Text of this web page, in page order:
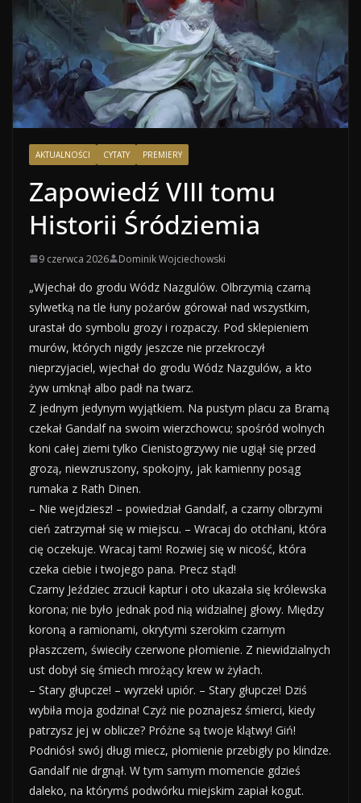
AKTUALNOŚCI CYTATY PREMIERY
Zapowiedź VIII tomu
Historii Śródziemia
9 czerwca 2026 Dominik Wojciechowski
„Wjechał do grodu Wódz Nazgulów. Olbrzymią czarną
sylwetką na tle łuny pożarów górował nad wszystkim,
urastał do symbolu grozy i rozpaczy. Pod sklepieniem
murów, których nigdy jeszcze nie przekroczył
nieprzyjaciel, wjechał do grodu Wódz Nazgulów, a kto
żyw umknął albo padł na twarz.
Z jednym jedynym wyjątkiem. Na pustym placu za Bramą
czekał Gandalf na swoim wierzchowcu; spośród wolnych
koni całej ziemi tylko Cienistogrzywy nie ugiął się przed
grozą, niewzruszony, spokojny, jak kamienny posąg
rumaka z Rath Dinen.
– Nie wejdziesz! – powiedział Gandalf, a czarny olbrzymi
cień zatrzymał się w miejscu. – Wracaj do otchłani, która
cię oczekuje. Wracaj tam! Rozwiej się w nicość, która
czeka ciebie i twojego pana. Precz stąd!
Czarny Jeździec zrzucił kaptur i oto ukazała się królewska
korona; nie było jednak pod nią widzialnej głowy. Między
koroną a ramionami, okrytymi szerokim czarnym
płaszczem, świeciły czerwone płomienie. Z niewidzialnych
ust dobył się śmiech mrożący krew w żyłach.
– Stary głupcze! – wyrzekł upiór. – Stary głupcze! Dziś
wybiła moja godzina! Czyż nie poznajesz śmierci, kiedy
patrzysz jej w oblicze? Próżne są twoje klątwy! Giń!
Podniósł swój długi miecz, płomienie przebigły po klindze.
Gandalf nie drgnął. W tym samym momencie gdzieś
daleko, na którymś podwórku miejskim zapiał kogut.